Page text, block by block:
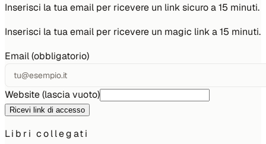
Inserisci la tua email per ricevere un link sicuro a 15 minuti.
Inserisci la tua email per ricevere un magic link a 15 minuti.
Email (obbligatorio)
Website (lascia vuoto)
Ricevi link di accesso
Libri collegati